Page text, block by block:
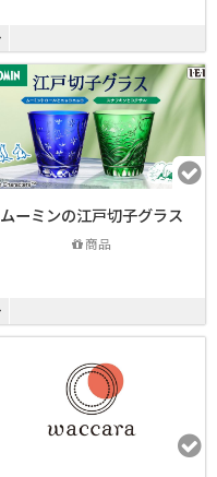
ムーミンの江戸切子グラス
商品